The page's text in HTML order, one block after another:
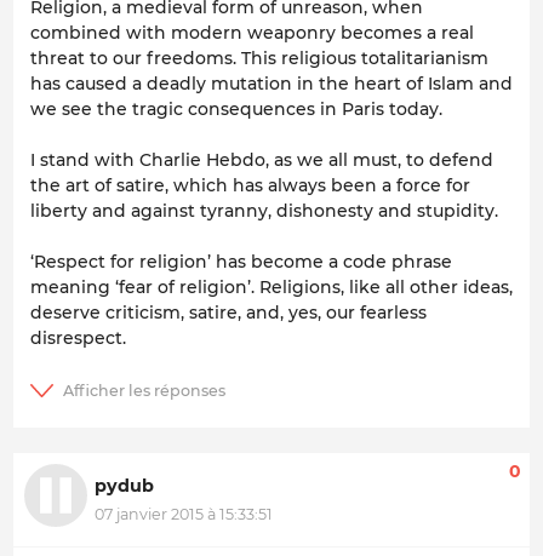
Religion, a medieval form of unreason, when
combined with modern weaponry becomes a real
threat to our freedoms. This religious totalitarianism
has caused a deadly mutation in the heart of Islam and
we see the tragic consequences in Paris today.
I stand with Charlie Hebdo, as we all must, to defend
the art of satire, which has always been a force for
liberty and against tyranny, dishonesty and stupidity.
‘Respect for religion’ has become a code phrase
meaning ‘fear of religion’. Religions, like all other ideas,
deserve criticism, satire, and, yes, our fearless
disrespect.
pydub
07 janvier 2015 à 15:33:51
0